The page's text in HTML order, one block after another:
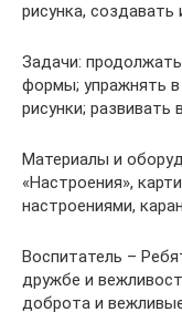
рисунка,
Задачи:
формы; упражнять в
рисунки; развивать
Материалы и
«Настроения»,
настроениями,
Воспитатель –
дружбе и
доброта и